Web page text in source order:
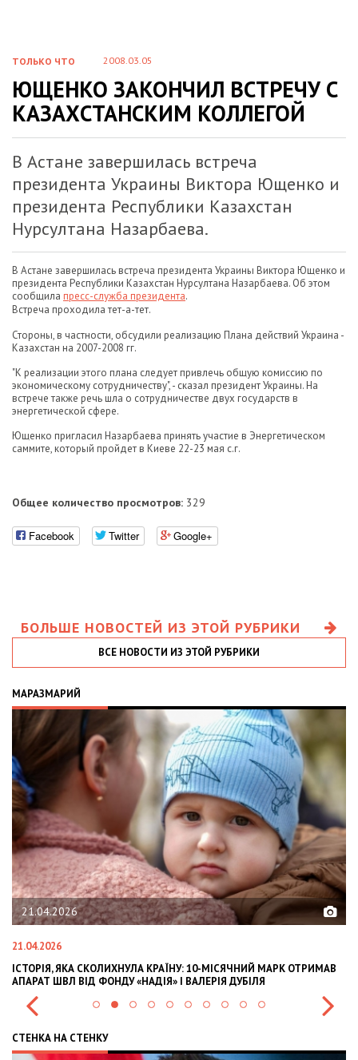
ТОЛЬКО ЧТО 2008.03.05
ЮЩЕНКО ЗАКОНЧИЛ ВСТРЕЧУ С
КАЗАХСТАНСКИМ КОЛЛЕГОЙ
В Астане завершилась встреча
президента Украины Виктора Ющенко и
президента Республики Казахстан
Нурсултана Назарбаева.
В Астане завершилась встреча президента Украины Виктора Ющенко и
президента Республики Казахстан Нурсултана Назарбаева. Об этом
сообщила пресс-служба президента.
Встреча проходила тет-а-тет.
Стороны, в частности, обсудили реализацию Плана действий Украина -
Казахстан на 2007-2008 гг.
"К реализации этого плана следует привлечь общую комиссию по
экономическому сотрудничеству", - сказал президент Украины. На
встрече также речь шла о сотрудничестве двух государств в
энергетической сфере.
Ющенко пригласил Назарбаева принять участие в Энергетическом
саммите, который пройдет в Киеве 22-23 мая с.г.
Общее количество просмотров: 329
Facebook Twitter Google+
БОЛЬШЕ НОВОСТЕЙ ИЗ ЭТОЙ РУБРИКИ
ВСЕ НОВОСТИ ИЗ ЭТОЙ РУБРИКИ
МАРАЗМАРИЙ
21.04.2026
21.04.2026
ІСТОРІЯ, ЯКА СКОЛИХНУЛА КРАЇНУ: 10-МІСЯЧНИЙ МАРК ОТРИМАВ
АПАРАТ ШВЛ ВІД ФОНДУ «НАДІЯ» І ВАЛЕРІЯ ДУБІЛЯ
СТЕНКА НА СТЕНКУ